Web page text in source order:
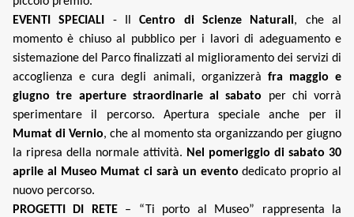
EVENTI SPECIALI
- IlCentro di Scienze Naturali, che al
momento è chiuso al pubblico per i lavori di adeguamento e
sistemazione del Parco finalizzati al miglioramento dei servizi di
accoglienza e cura degli animali, organizzerà fra maggio e
giugno tre aperture straordinarie al sabato per chi vorrà
sperimentare il percorso. Apertura speciale anche per il
Mumat di Vernio, che al momento sta organizzando per giugno
la ripresa della normale attività. Nel pomeriggio di sabato 30
aprile al Museo Mumat ci sarà un evento dedicato proprio al
nuovo percorso.
PROGETTI DI RETE– “Ti porto al Museo” rappresenta la